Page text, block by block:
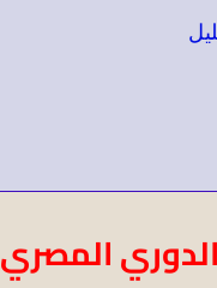
المصري